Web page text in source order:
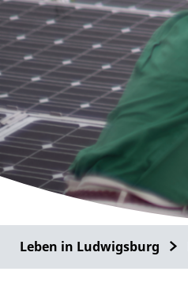
Leben in Ludwigsburg